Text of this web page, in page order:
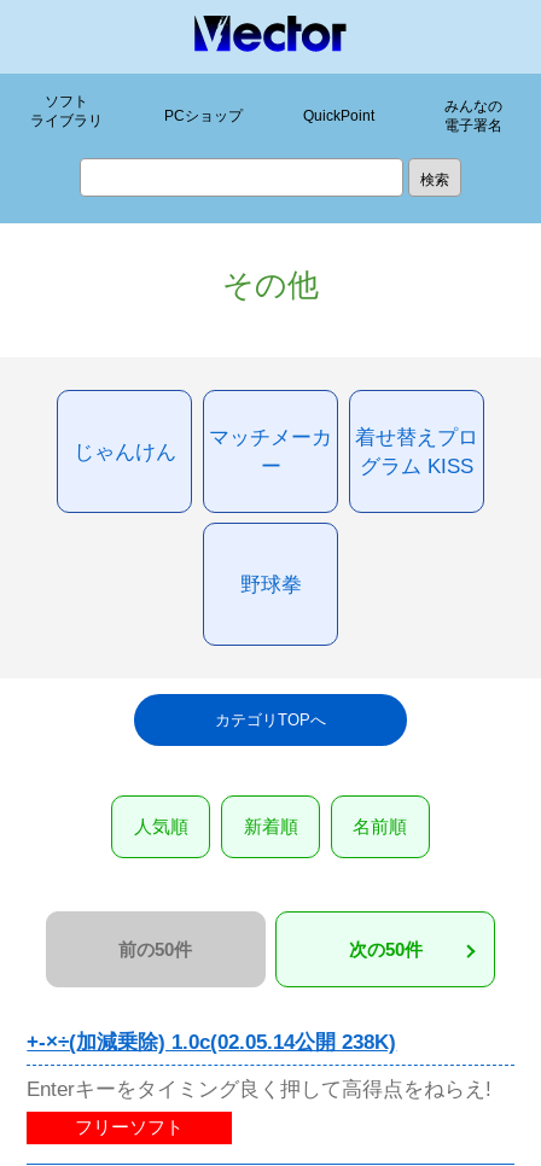
ソフト
ライブラリ
PCショップ QuickPoint
みんなの
電子署名
その他
じゃんけん
マッチメーカ
ー
着せ替えプロ
グラム KISS
野球拳
カテゴリTOPへ
人気順 新着順 名前順
前の50件 次の50件
+-×÷(加減乗除) 1.0c(02.05.14公開 238K)
Enterキーをタイミング良く押して高得点をねらえ!
フリーソフト